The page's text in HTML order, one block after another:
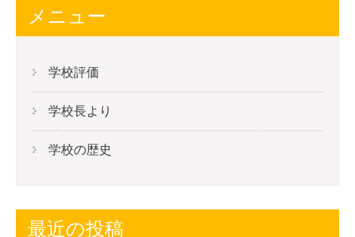
ビ
ゲ
ー
シ
ョ
ン
メニュー
学校評価
学校長より
学校の歴史
最近の投稿